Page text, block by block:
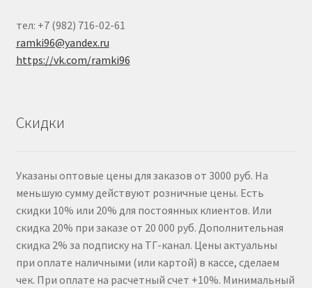
тел: +7 (982) 716-02-61
ramki96@yandex.ru
https://vk.com/ramki96
Скидки
Указаны оптовые цены для заказов от 3000 руб. На
меньшую сумму действуют розничные цены. Есть
скидки 10% или 20% для постоянных клиентов. Или
скидка 20% при заказе от 20 000 руб. Дополнительная
скидка 2% за подписку на ТГ-канал. Цены актуальны
при оплате наличными (или картой) в кассе, сделаем
чек. При оплате на расчетный счет +10%. Минимальный